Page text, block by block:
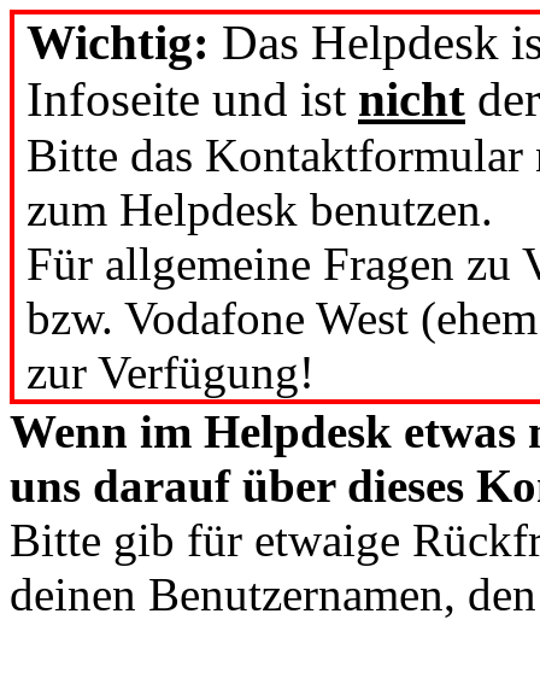
Wichtig: Das Helpdesk
Infoseite und ist nicht
Bitte das
zum Helpdesk benutzen.
Für allgemeine Fragen zu
bzw. Vodafone West
zur Verfügung!
Wenn im Helpdesk
uns darauf über dieses
Bitte gib für etwaige
deinen Benutzernamen,